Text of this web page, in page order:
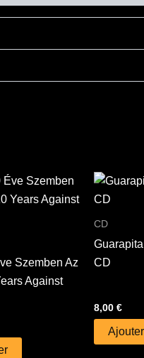
Szemben Az
Against
CD
CD
8,00 €